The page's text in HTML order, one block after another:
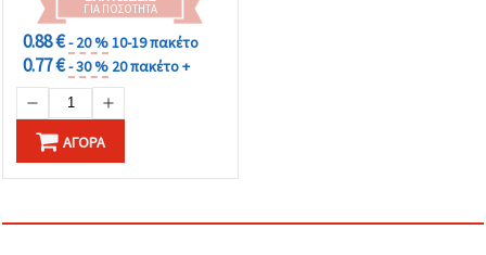
ΓΙΑ ΠΟΣΌΤΗΤΑ
0.88 €- 20 %10-19 πακέτο
0.77 €- 30 % 20 πακέτο +
ΑΓΟΡΆ